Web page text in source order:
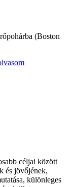
(Boston
céljai között
és jövőjének,
különleges